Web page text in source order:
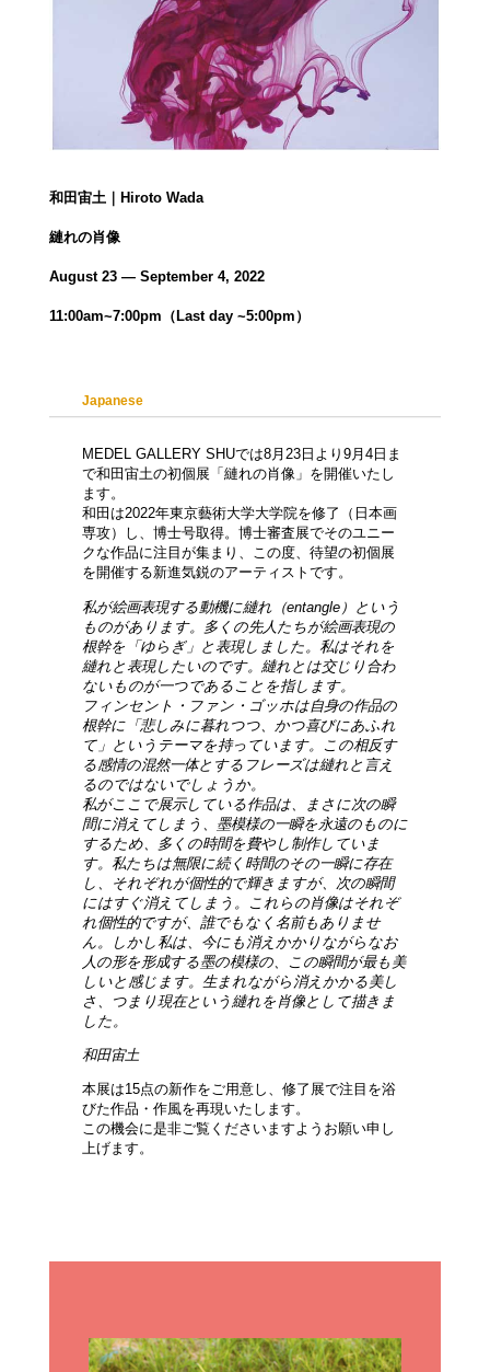
和田宙土｜Hiroto Wada
縺れの肖像
August 23 ― September 4, 2022
11:00am~7:00pm（Last day ~5:00pm）
Japanese
MEDEL GALLERY SHUでは8月23日より9月4日ま
で和田宙土の初個展「縺れの肖像」を開催いたし
ます。
和田は2022年東京藝術大学大学院を修了（日本画
専攻）し、博士号取得。博士審査展でそのユニー
クな作品に注目が集まり、この度、待望の初個展
を開催する新進気鋭のアーティストです。
私が絵画表現する動機に縺れ（entangle）という
ものがあります。多くの先人たちが絵画表現の
根幹を「ゆらぎ」と表現しました。私はそれを
縺れと表現したいのです。縺れとは交じり合わ
ないものが一つであることを指します。
フィンセント・ファン・ゴッホは自身の作品の
根幹に「悲しみに暮れつつ、かつ喜びにあふれ
て」というテーマを持っています。この相反す
る感情の混然一体とするフレーズは縺れと言え
るのではないでしょうか。
私がここで展示している作品は、まさに次の瞬
間に消えてしまう、墨模様の一瞬を永遠のものに
するため、多くの時間を費やし制作していま
す。私たちは無限に続く時間のその一瞬に存在
し、それぞれが個性的で輝きますが、次の瞬間
にはすぐ消えてしまう。これらの肖像はそれぞ
れ個性的ですが、誰でもなく名前もありませ
ん。しかし私は、今にも消えかかりながらなお
人の形を形成する墨の模様の、この瞬間が最も美
しいと感じます。生まれながら消えかかる美し
さ、つまり現在という縺れを肖像として描きま
した。
和田宙土
本展は15点の新作をご用意し、修了展で注目を浴
びた作品・作風を再現いたします。
この機会に是非ご覧くださいますようお願い申し
上げます。